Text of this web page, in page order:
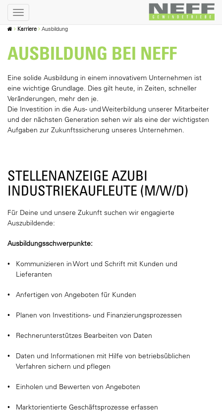
Karriere Ausbildung
AUSBILDUNG BEI NEFF
Eine solide Ausbildung in einem innovativem Unternehmen ist
eine wichtige Grundlage. Dies gilt heute, in Zeiten, schneller
Veränderungen, mehr den je.
Die Investition in die Aus- und Weiterbildung unserer Mitarbeiter
und der nächsten Generation sehen wir als eine der wichtigsten
Aufgaben zur Zukunftssicherung unseres Unternehmen.
STELLENANZEIGE AZUBI
INDUSTRIEKAUFLEUTE (M/W/D)
Für Deine und unsere Zukunft suchen wir engagierte
Auszubildende:
Ausbildungsschwerpunkte:
Kommunizieren in Wort und Schrift mit Kunden und
Lieferanten
Anfertigen von Angeboten für Kunden
Planen von Investitions- und Finanzierungsprozessen
Rechnerunterstützes Bearbeiten von Daten
Daten und Informationen mit Hilfe von betriebsüblichen
Verfahren sichern und pflegen
Einholen und Bewerten von Angeboten
Marktorientierte Geschäftsprozesse erfassen